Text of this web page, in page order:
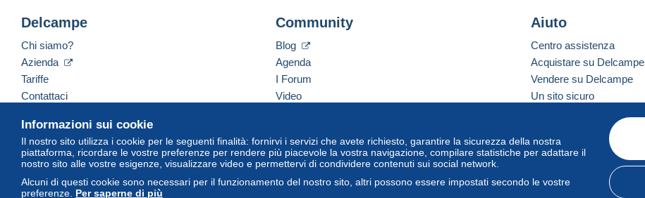
Informazioni sui cookie
Il nostro sito utilizza i cookie per le seguenti finalità: fornirvi i servizi che avete richiesto, garantire la sicurezza della nostra
piattaforma, ricordare le vostre preferenze per rendere più piacevole la vostra navigazione, compilare statistiche per adattare il
nostro sito alle vostre esigenze, visualizzare video e permettervi di condividere contenuti sui social network.
Alcuni di questi cookie sono necessari per il funzionamento del nostro sito, altri possono essere impostati secondo le vostre
preferenze. Per saperne di più
Delcampe
Chi siamo?
Azienda
Tariffe
Contattaci
Community
Blog
Agenda
I Forum
Video
Aiuto
Centro assistenza
Acquistare su Delcampe
Vendere su Delcampe
Un sito sicuro
Italiano USD America/Indiana/Vevay Versione standard
© Delcampe International Srl. Tutti i diritti riservati.